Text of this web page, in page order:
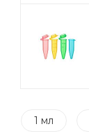
1 мл